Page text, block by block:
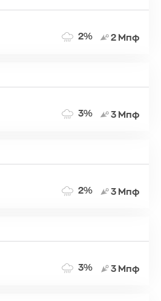
2% 2 Μπφ
3% 3 Μπφ
2% 3 Μπφ
3% 3 Μπφ